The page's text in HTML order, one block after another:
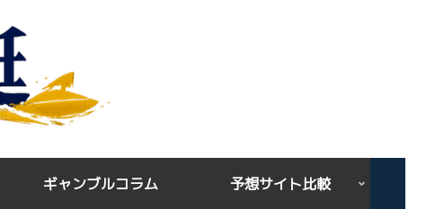
ギャンブルコラム 予想サイト比較